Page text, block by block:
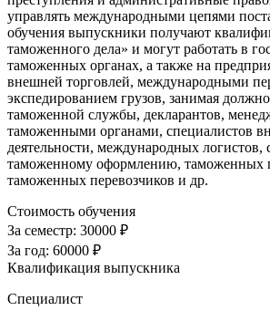
управлять международными цепями
обучения выпускники получают
таможенного дела» и могут работать в
таможенных органах, а также на
внешней торговлей, международными
экспедированием грузов, занимая
таможенной службы, декларантов,
таможенными органами, специалистов
деятельности, международных логистов,
таможенному оформлению, таможенных
таможенных перевозчиков и др.
Стоимость обучения
За семестр: 30000 ₽
За год: 60000 ₽
Квалификация выпускника
Специалист